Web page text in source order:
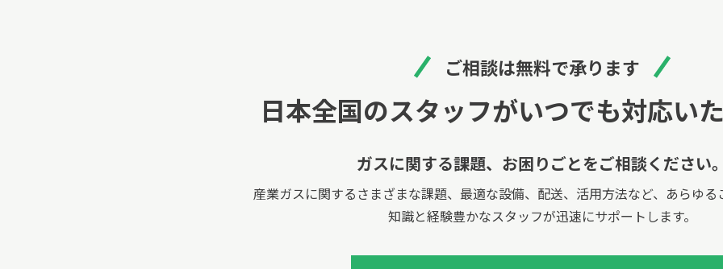
ご相談は無料で承ります
日本全国のスタッフがいつでも対応い
ガスに関する課題、 お困りごとをご相談ください
産業ガスに関するさまざまな課題、最適な設備、配送、活用方法など、あらゆる
知識と経験豊かなスタッフが迅速にサポートします。